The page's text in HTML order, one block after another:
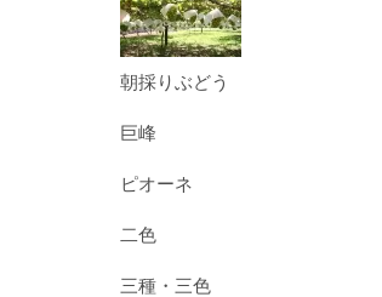
朝採りぶどう
巨峰
ピオーネ
二色
三種・三色